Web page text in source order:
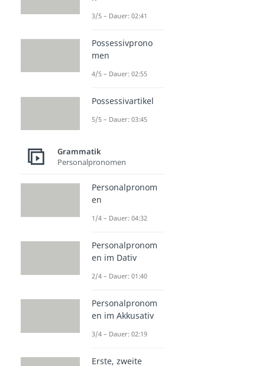
3/5 – Dauer: 02:41
Possessivprono
men
4/5 – Dauer: 02:55
Possessivartikel
5/5 – Dauer: 03:45
Grammatik
Personalpronomen
Personalpronom
en
1/4 – Dauer: 04:32
Personalpronom
en im Dativ
2/4 – Dauer: 01:40
Personalpronom
en im Akkusativ
3/4 – Dauer: 02:19
Erste, zweite